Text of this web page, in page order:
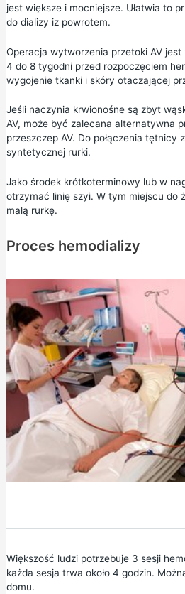
jest większe i mocniejsze. Ułatwia to
do dializy iz powrotem.
Operacja wytworzenia przetoki AV jest
4 do 8 tygodni przed rozpoczęciem
wygojenie tkanki i skóry otaczającej
Jeśli naczynia krwionośne są zbyt
AV, może być zalecana alternatywna
przeszczep AV. Do połączenia tętnicy
syntetycznej rurki.
Jako środek krótkoterminowy lub w
otrzymać linię szyi. W tym miejscu do
małą rurkę.
Proces hemodializy
Większość ludzi potrzebuje 3 sesji
każda sesja trwa około 4 godzin.
domu.